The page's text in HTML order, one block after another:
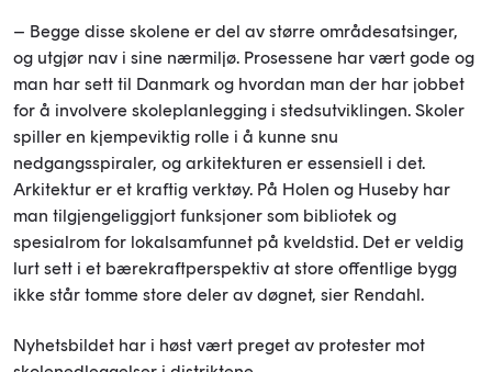
– Begge disse skolene er del av større områdesatsinger,
og utgjør nav i sine nærmiljø. Prosessene har vært gode og
man har sett til Danmark og hvordan man der har jobbet
for å involvere skoleplanlegging i stedsutviklingen. Skoler
spiller en kjempeviktig rolle i å kunne snu
nedgangsspiraler, og arkitekturen er essensiell i det.
Arkitektur er et kraftig verktøy. På Holen og Huseby har
man tilgjengeliggjort funksjoner som bibliotek og
spesialrom for lokalsamfunnet på kveldstid. Det er veldig
lurt sett i et bærekraftperspektiv at store offentlige bygg
ikke står tomme store deler av døgnet, sier Rendahl.
Nyhetsbildet har i høst vært preget av protester mot